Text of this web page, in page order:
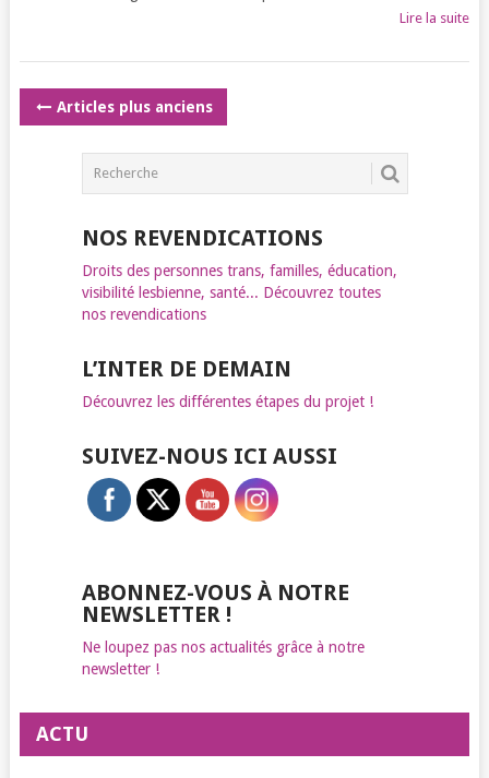
Lire la suite
POSTS
Articles plus anciens
NOS REVENDICATIONS
Droits des personnes trans, familles, éducation,
visibilité lesbienne, santé... Découvrez toutes
nos revendications
L’INTER DE DEMAIN
Découvrez les différentes étapes du projet !
SUIVEZ-NOUS ICI AUSSI
ABONNEZ-VOUS À NOTRE
NEWSLETTER !
Ne loupez pas nos actualités grâce à notre
newsletter !
ACTU